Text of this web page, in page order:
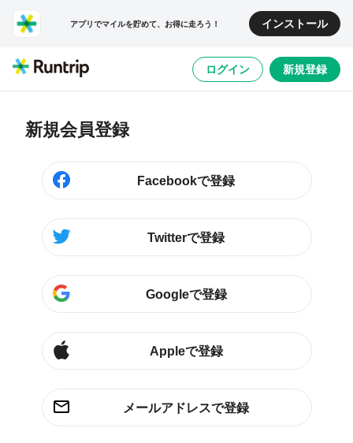
アプリでマイルを貯めて、お得に走ろう！ インストール
ログイン 新規登録
新規会員登録
Facebookで登録
Twitterで登録
Googleで登録
Appleで登録
メールアドレスで登録